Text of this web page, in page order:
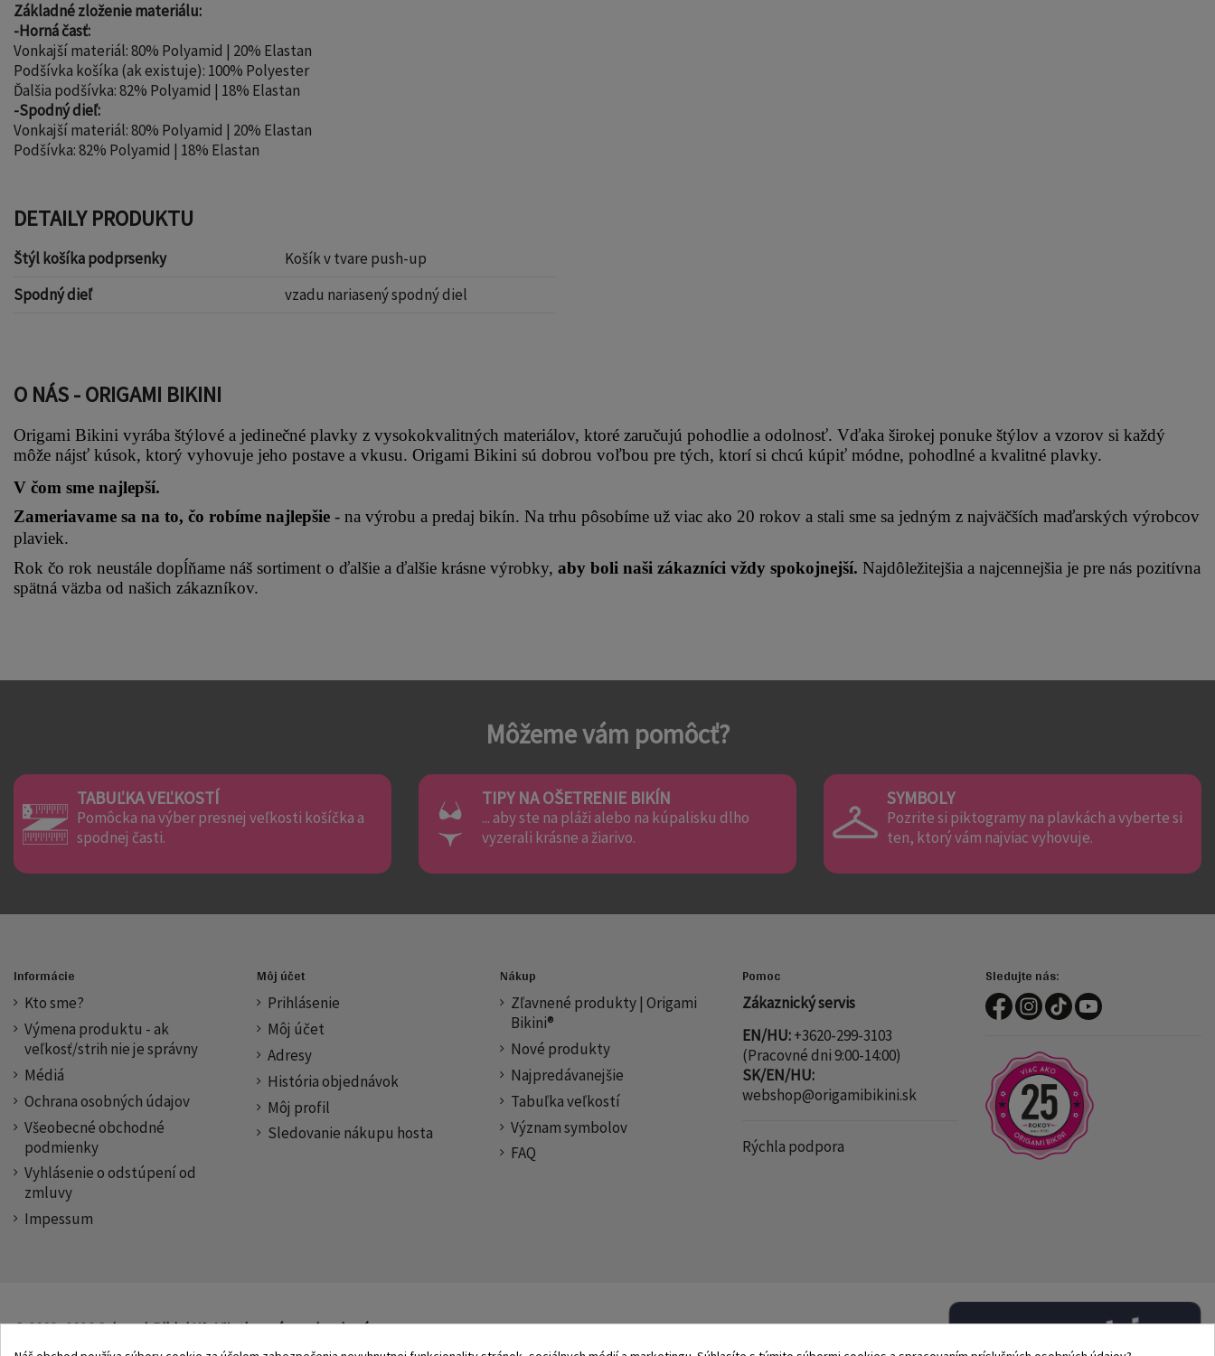
Základné zloženie materiálu:
-Horná časť:
Vonkajší materiál: 80% Polyamid | 20% Elastan
Podšívka košíka (ak existuje): 100% Polyester
Ďalšia podšívka: 82% Polyamid | 18% Elastan
-Spodný dieľ:
Vonkajší materiál: 80% Polyamid | 20% Elastan
Podšívka: 82% Polyamid | 18% Elastan
DETAILY PRODUKTU
Štýl košíka podprsenky
Košík v tvare push-up
Spodný dieľ
vzadu nariasený spodný diel
O NÁS - ORIGAMI BIKINI
Origami Bikini vyrába štýlové a jedinečné plavky z vysokokvalitných materiálov, ktoré zaručujú pohodlie a odolnosť. Vďaka širokej ponuke štýlov a vzorov si každý
môže nájsť kúsok, ktorý vyhovuje jeho postave a vkusu. Origami Bikini sú dobrou voľbou pre tých, ktorí si chcú kúpiť módne, pohodlné a kvalitné plavky.
V čom sme najlepší.
Zameriavame sa na to, čo robíme najlepšie - na výrobu a predaj bikín. Na trhu pôsobíme už viac ako 20 rokov a stali sme sa jedným z najväčších maďarských výrobcov
plaviek.
Rok čo rok neustále dopĺňame náš sortiment o ďalšie a ďalšie krásne výrobky, aby boli naši zákazníci vždy spokojnejší. Najdôležitejšia a najcennejšia je pre nás pozitívna
spätná väzba od našich zákazníkov.
Môžeme vám pomôcť?
TABUĽKA VEĽKOSTÍ
Pomôcka na výber presnej veľkosti košíčka a
spodnej časti.
TIPY NA OŠETRENIE BIKÍN
... aby ste na pláži alebo na kúpalisku dlho
vyzerali krásne a žiarivo.
SYMBOLY
Pozrite si piktogramy na plavkách a vyberte si
ten, ktorý vám najviac vyhovuje.
Informácie
Kto sme?
Výmena produktu - ak
veľkosť/strih nie je správny
Médiá
Ochrana osobných údajov
Všeobecné obchodné
podmienky
Vyhlásenie o odstúpení od
zmluvy
Impessum
Môj účet
Prihlásenie
Môj účet
Adresy
História objednávok
Môj profil
Sledovanie nákupu hosta
Nákup
Zľavnené produkty | Origami
Bikini®
Nové produkty
Najpredávanejšie
Tabuľka veľkostí
Význam symbolov
FAQ
Pomoc
Zákaznický servis
EN/HU:+3620-299-3103
(Pracovné dni 9:00-14:00)
SK/EN/HU:
webshop@origamibikini.sk
Rýchla podpora
Sledujte nás:
© 2002–2026 Origami-Bikini Kft. Všetky práva vyhradené.